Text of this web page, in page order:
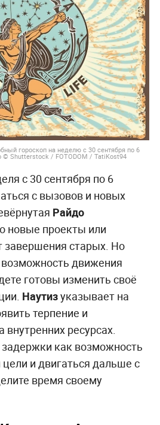
гороскоп на неделю с 30 сентября по 6
© Shutterstock / FOTODOM / TatiKost94
с 30 сентября по 6
с вызовов и новых
Райдо
новые проекты или
завершения старых. Но
движения
готовы изменить своё
Наутизуказывает на
терпение и
внутренних ресурсах.
как возможность
и двигаться дальше с
время своему